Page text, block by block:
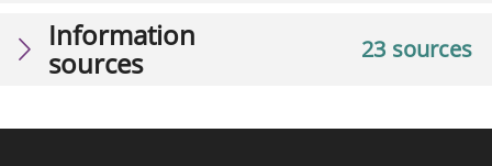
23 sources
Information
sources